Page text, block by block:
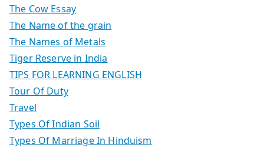
The Cow Essay
The Name of the grain
The Names of Metals
Tiger Reserve in India
TIPS FOR LEARNING ENGLISH
Tour Of Duty
Travel
Types Of Indian Soil
Types Of Marriage In Hinduism